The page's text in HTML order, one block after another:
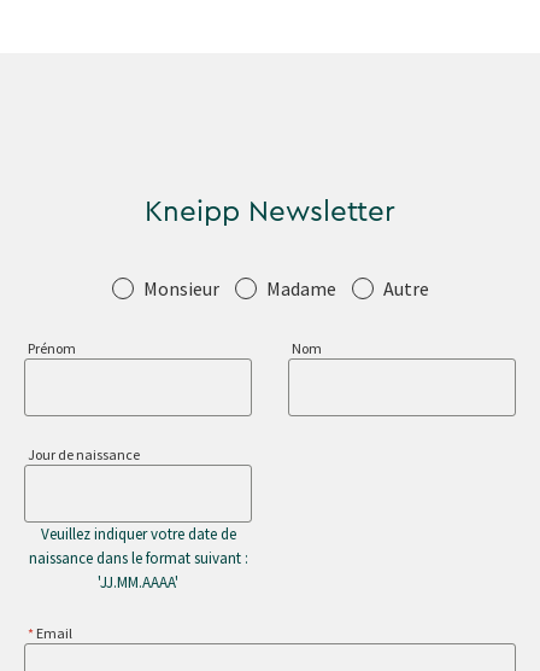
Kneipp Newsletter
SalutationMonsieur Madame Autre
Prénom Nom
Jour de naissance
Veuillez indiquer votre date de
naissance dans le format suivant :
'JJ.MM.AAAA'
Email